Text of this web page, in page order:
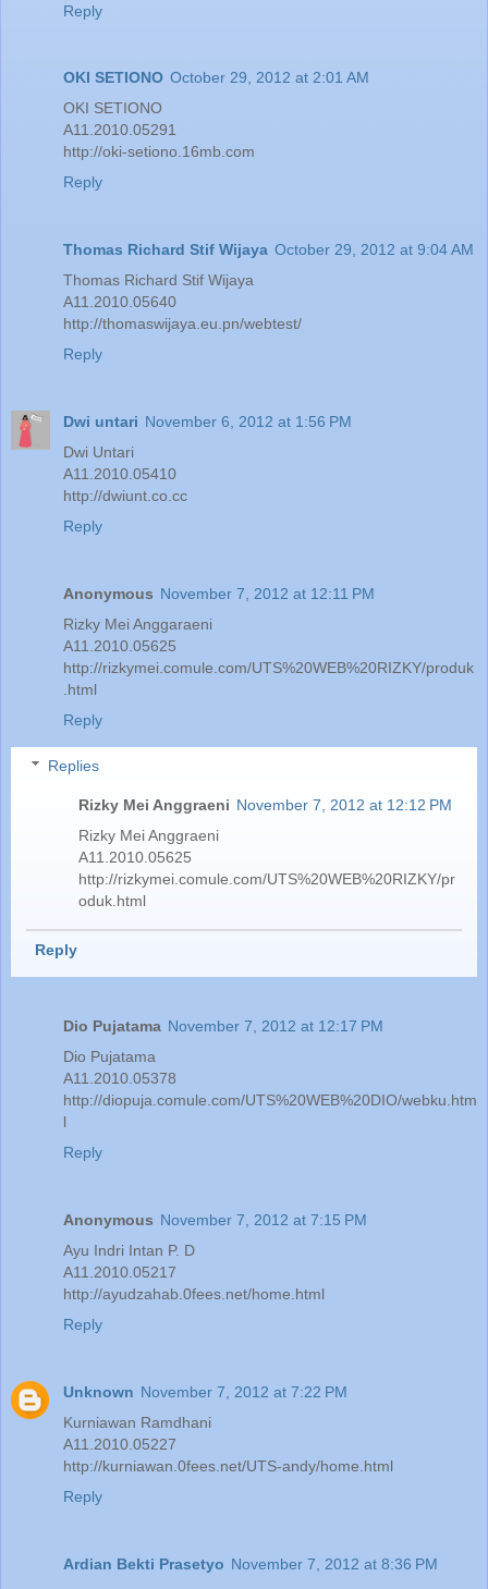
Reply
OKI SETIONO October 29, 2012 at 2:01 AM
OKI SETIONO
A11.2010.05291
http://oki-setiono.16mb.com
Reply
Thomas Richard Stif Wijaya October 29, 2012 at 9:04 AM
Thomas Richard Stif Wijaya
A11.2010.05640
http://thomaswijaya.eu.pn/webtest/
Reply
Dwi untari November 6, 2012 at 1:56 PM
Dwi Untari
A11.2010.05410
http://dwiunt.co.cc
Reply
Anonymous November 7, 2012 at 12:11 PM
Rizky Mei Anggaraeni
A11.2010.05625
http://rizkymei.comule.com/UTS%20WEB%20RIZKY/produk
.html
Reply
Replies
Rizky Mei Anggraeni November 7, 2012 at 12:12 PM
Rizky Mei Anggraeni
A11.2010.05625
http://rizkymei.comule.com/UTS%20WEB%20RIZKY/pr
oduk.html
Reply
Dio Pujatama November 7, 2012 at 12:17 PM
Dio Pujatama
A11.2010.05378
http://diopuja.comule.com/UTS%20WEB%20DIO/webku.htm
l
Reply
Anonymous November 7, 2012 at 7:15 PM
Ayu Indri Intan P. D
A11.2010.05217
http://ayudzahab.0fees.net/home.html
Reply
Unknown November 7, 2012 at 7:22 PM
Kurniawan Ramdhani
A11.2010.05227
http://kurniawan.0fees.net/UTS-andy/home.html
Reply
Ardian Bekti Prasetyo November 7, 2012 at 8:36 PM